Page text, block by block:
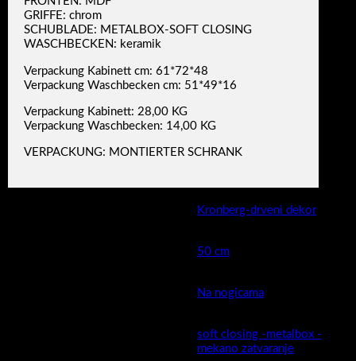
GRIFFE: chrom
SCHUBLADE: METALBOX-SOFT CLOSING
WASCHBECKEN: keramik
Verpackung Kabinett cm: 61*72*48
Verpackung Waschbecken cm: 51*49*16
Verpackung Kabinett: 28,00 KG
Verpackung Waschbecken: 14,00 KG
VERPACKUNG: MONTIERTER SCHRANK
Kronberg-drveni dekor
50 cm
Na nogicama
soft closing -metalbox -
mekano zatvaranje